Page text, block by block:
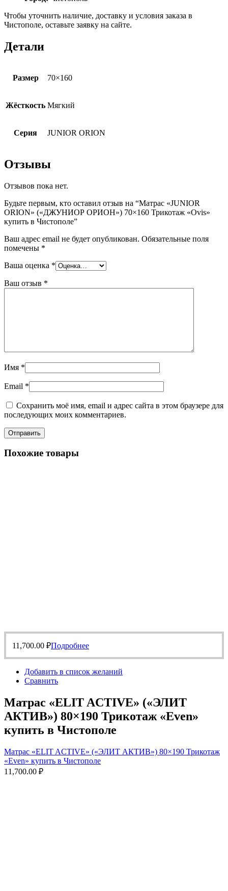
Чтобы уточнить наличие, доставку и условия заказа в
Чистополе, оставьте заявку на сайте.
Детали
Размер 70×160
Жёсткость Мягкий
Серия JUNIOR ORION
Отзывы
Отзывов пока нет.
Будьте первым, кто оставил отзыв на “Матрас «JUNIOR
ORION» («ДЖУНИОР ОРИОН») 70×160 Трикотаж «Ovis»
купить в Чистополе”
Ваш адрес email не будет опубликован. Обязательные поля
помечены *
Ваша оценка *
Ваш отзыв *
Имя *
Email *
Сохранить моё имя, email и адрес сайта в этом браузере для
последующих моих комментариев.
Похожие товары
11,700.00 ₽Подробнее
Добавить в список желаний
Сравнить
Матрас «ELIT ACTIVE» («ЭЛИТ
АКТИВ») 80×190 Трикотаж «Even»
купить в Чистополе
Матрас «ELIT ACTIVE» («ЭЛИТ АКТИВ») 80×190 Трикотаж
«Even» купить в Чистополе
11,700.00 ₽